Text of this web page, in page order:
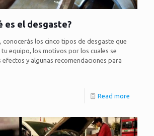
es el desgaste?
conocerás los cinco tipos de desgaste que
equipo, los motivos por los cuales se
y algunas recomendaciones para
Read more